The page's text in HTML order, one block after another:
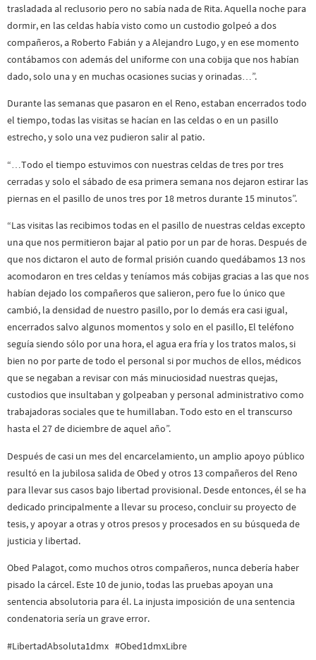
trasladada al reclusorio pero no sabía nada de Rita. Aquella noche para
dormir, en las celdas había visto como un custodio golpeó a dos
compañeros, a Roberto Fabián y a Alejandro Lugo, y en ese momento
contábamos con además del uniforme con una cobija que nos habían
dado, solo una y en muchas ocasiones sucias y orinadas…”.
Durante las semanas que pasaron en el Reno, estaban encerrados todo
el tiempo, todas las visitas se hacían en las celdas o en un pasillo
estrecho, y solo una vez pudieron salir al patio.
“…Todo el tiempo estuvimos con nuestras celdas de tres por tres
cerradas y solo el sábado de esa primera semana nos dejaron estirar las
piernas en el pasillo de unos tres por 18 metros durante 15 minutos”.
“Las visitas las recibimos todas en el pasillo de nuestras celdas excepto
una que nos permitieron bajar al patio por un par de horas. Después de
que nos dictaron el auto de formal prisión cuando quedábamos 13 nos
acomodaron en tres celdas y teníamos más cobijas gracias a las que nos
habían dejado los compañeros que salieron, pero fue lo único que
cambió, la densidad de nuestro pasillo, por lo demás era casi igual,
encerrados salvo algunos momentos y solo en el pasillo, El teléfono
seguía siendo sólo por una hora, el agua era fría y los tratos malos, si
bien no por parte de todo el personal si por muchos de ellos, médicos
que se negaban a revisar con más minuciosidad nuestras quejas,
custodios que insultaban y golpeaban y personal administrativo como
trabajadoras sociales que te humillaban. Todo esto en el transcurso
hasta el 27 de diciembre de aquel año”.
Después de casi un mes del encarcelamiento, un amplio apoyo público
resultó en la jubilosa salida de Obed y otros 13 compañeros del Reno
para llevar sus casos bajo libertad provisional. Desde entonces, él se ha
dedicado principalmente a llevar su proceso, concluir su proyecto de
tesis, y apoyar a otras y otros presos y procesados en su búsqueda de
justicia y libertad.
Obed Palagot, como muchos otros compañeros, nunca debería haber
pisado la cárcel. Este 10 de junio, todas las pruebas apoyan una
sentencia absolutoria para él. La injusta imposición de una sentencia
condenatoria sería un grave error.
#LibertadAbsoluta1dmx #Obed1dmxLibre